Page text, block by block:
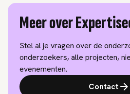
Meer over
Stel al je vragen over de
onderzoekers, alle projecten,
evenementen.
Contact